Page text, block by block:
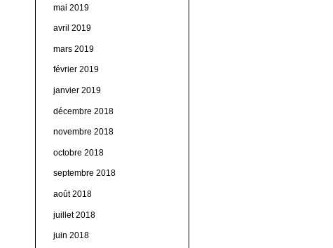
mai 2019
avril 2019
mars 2019
février 2019
janvier 2019
décembre 2018
novembre 2018
octobre 2018
septembre 2018
août 2018
juillet 2018
juin 2018